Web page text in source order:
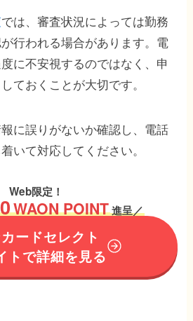
では、審査状況によっては勤務
行われる場合があります。電
に不安視するのではなく、申
ておくことが大切です。
に誤りがないか確認し、電話
いて対応してください。
Web限定！
WAON POINT進呈／
ードセレクト
トで詳細を見る